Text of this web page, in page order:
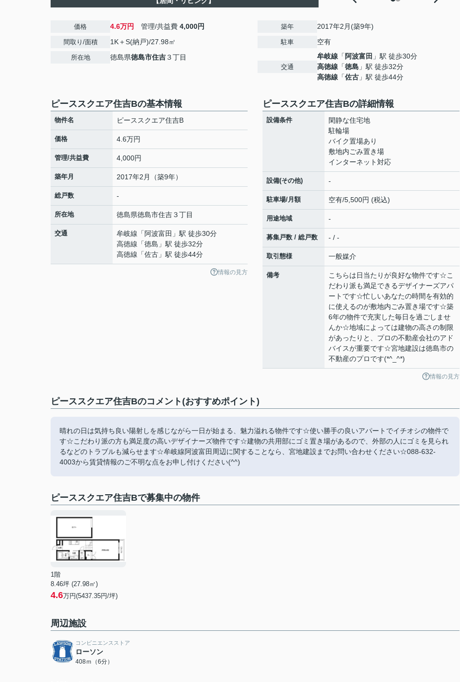
価格 4.6万円 管理/共益費 4,000円
間取り/面積 1K＋S(納戸)/27.98㎡
所在地 徳島県徳島市住吉３丁目
築年 2017年2月(築9年)
駐車 空有
交通
牟岐線 「 阿波富田 」駅 徒歩30分
高徳線 「徳島 」駅 徒歩32分
高徳線 「佐古 」駅 徒歩44分
ピーススクエア住吉Bの基本情報
物件名 ピーススクエア住吉B
価格 4.6万円
管理/共益費 4,000円
築年月 2017年2月（築9年）
総戸数 -
所在地 徳島県徳島市住吉３丁目
交通 牟岐線 「 阿波富田 」駅 徒歩30分
高徳線 「徳島 」駅 徒歩32分
高徳線 「佐古 」駅 徒歩44分
情報の見方
ピーススクエア住吉Bの詳細情報
設備条件
閑静な住宅地
駐輪場
バイク置場あり
敷地内ごみ置き場
インターネット対応
設備(その他) -
駐車場/月額 空有/5,500円 (税込)
用途地域 -
募集戸数 / 総戸数 - / -
取引態様 一般媒介
備考
こちらは日当たりが良好な物件です☆こ
だわり派も満足できるデザイナーズアパ
ートです☆忙しいあなたの時間を有効的
に使えるのが敷地内ごみ置き場です☆築
6年の物件で充実した毎日を過ごしませ
んか☆地域によっては建物の高さの制限
があったりと、プロの不動産会社のアド
バイスが重要です☆宮地建設は徳島市の
不動産のプロです(*^_^*)
情報の見方
ピーススクエア住吉Bのコメント(おすすめポイント)
晴れの日は気持ち良い陽射しを感じながら一日が始まる、魅力溢れる物件です☆使い勝手の良いアパートでイチオシの物件で
す☆こだわり派の方も満足度の高いデザイナーズ物件です☆建物の共用部にゴミ置き場があるので、外部の人にゴミを見られ
るなどのトラブルも減らせます☆牟岐線阿波富田周辺に関することなら、宮地建設までお問い合わせください☆088-632-
4003から賃貸情報のご不明な点をお申し付けください(^^)
ピーススクエア住吉Bで募集中の物件
1階
8.46坪 (27.98㎡)
4.6万円(5437.35円/坪)
周辺施設
コンビニエンスストア
ローソン
408ｍ（6分）